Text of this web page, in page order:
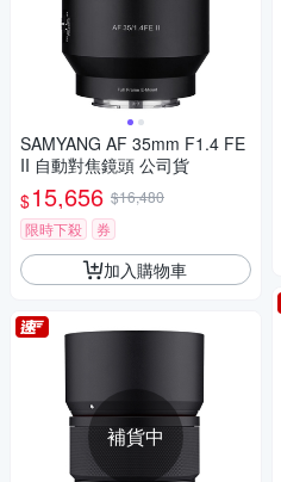
SAMYANG AF 35mm F1.4 FE
II 自動對焦鏡頭 公司貨
$15,656 $16,480
限時下殺
券
加入購物車
補貨中